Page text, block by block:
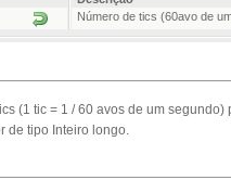
Número de tics (60avo de
(1 tic = 1 / 60 avos de um
de tipo Inteiro longo.